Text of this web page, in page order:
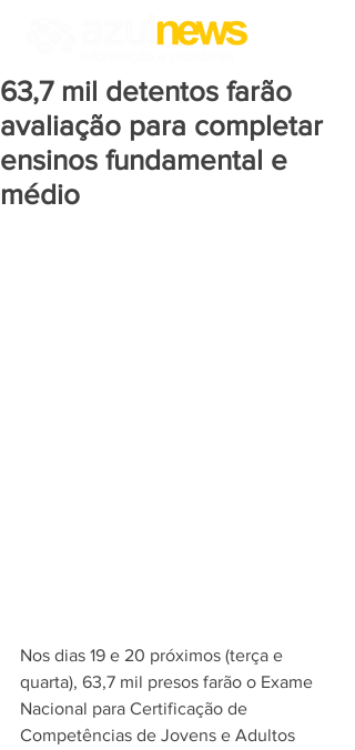
63,7 mil detentos farão
avaliação para completar
ensinos fundamental e
médio
Nos dias 19 e 20 próximos (terça e
quarta), 63,7 mil presos farão o Exame
Nacional para Certificação de
Competências de Jovens e Adultos